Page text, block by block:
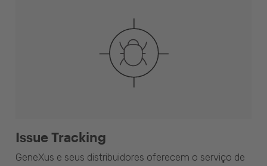
Issue Tracking
GeneXus e seus distribuidores oferecem o serviço de